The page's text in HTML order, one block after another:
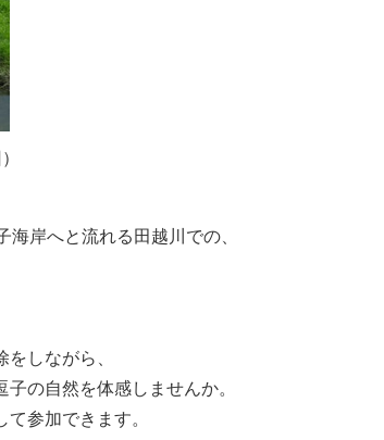
岸へと流れる田越川での、
しながら、
の自然を体感しませんか。
参加できます。